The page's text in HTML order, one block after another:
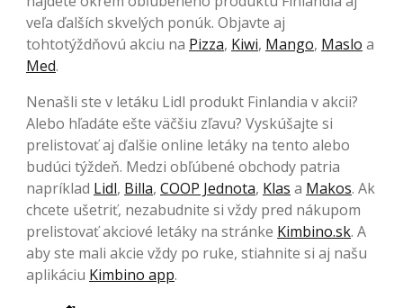
veľa ďalších skvelých ponúk. Objavte aj
tohtotýždňovú akciu na Pizza, Kiwi, Mango, Maslo a
Med.
Nenašli ste v letáku Lidl produkt Finlandia v akcii?
Alebo hľadáte ešte väčšiu zľavu? Vyskúšajte si
prelistovať aj ďalšie online letáky na tento alebo
budúci týždeň. Medzi obľúbené obchody patria
napríklad Lidl, Billa, COOP Jednota, Klas a Makos. Ak
chcete ušetriť, nezabudnite si vždy pred nákupom
prelistovať akciové letáky na stránke Kimbino.sk. A
aby ste mali akcie vždy po ruke, stiahnite si aj našu
aplikáciu Kimbino app.